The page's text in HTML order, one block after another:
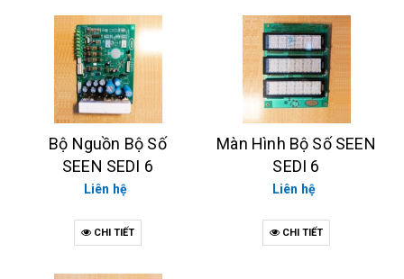
Bộ Nguồn Bộ Số
SEEN SEDI 6
Liên hệ
CHI TIẾT
Màn Hình Bộ Số SEEN
SEDI 6
Liên hệ
CHI TIẾT